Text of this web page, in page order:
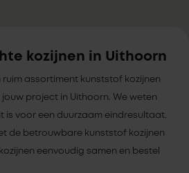
kozijnen in Uithoorn
ruim assortiment kunststof kozijnen
project in Uithoorn. We weten
is voor een duurzaam eindresultaat.
de betrouwbare kunststof kozijnen
eenvoudig samen en bestel